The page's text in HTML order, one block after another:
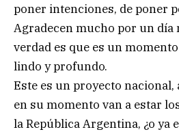
poner intenciones, de poner
Agradecen mucho por un día
verdad es que es un
lindo y profundo.
Este es un proyecto
en su momento van a estar
la República Argentina, ¿o ya